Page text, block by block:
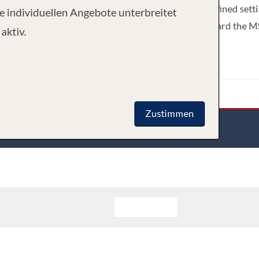
restaurant, which offers delicate cuisine in a refined
can use comfortable deckchairs. A trip to; aboard the
Deck
individuellen Angebote unterbreitet
Zustimmen